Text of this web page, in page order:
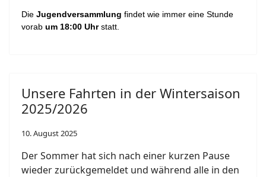
Die Jugendversammlung findet wie immer eine Stunde
vorab um 18:00 Uhrstatt.
Unsere Fahrten in der Wintersaison
2025/2026
10. August 2025
Der Sommer hat sich nach einer kurzen Pause
wieder zurückgemeldet und während alle in den